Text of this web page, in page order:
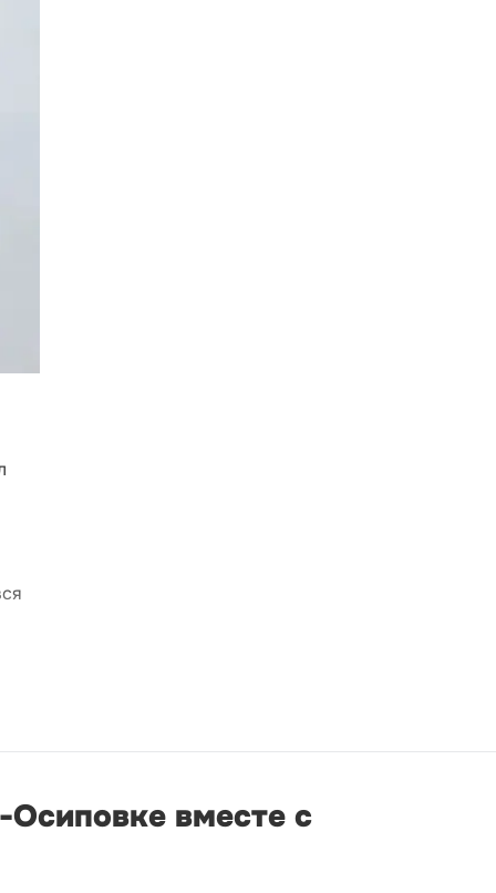
Осиповке вместе с